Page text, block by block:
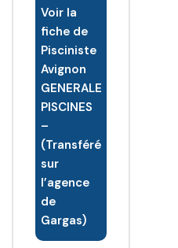
arrosage et
de
pompage.
Ozéo
Pertuis met
son
expérience
à votre
service et
vous offre la
possibilité
de faire de
vos rêves
vente et
l'installation
de piscine
coque
polyester
depuis plus
de 25 ans
nous
proposons
des devis
personnalisés
et gratuit
fait sur site
Voir la
fiche de
Pisciniste
Avignon
GENERALE
PISCINES
–
(Transféré
sur
l’agence
de
Gargas)